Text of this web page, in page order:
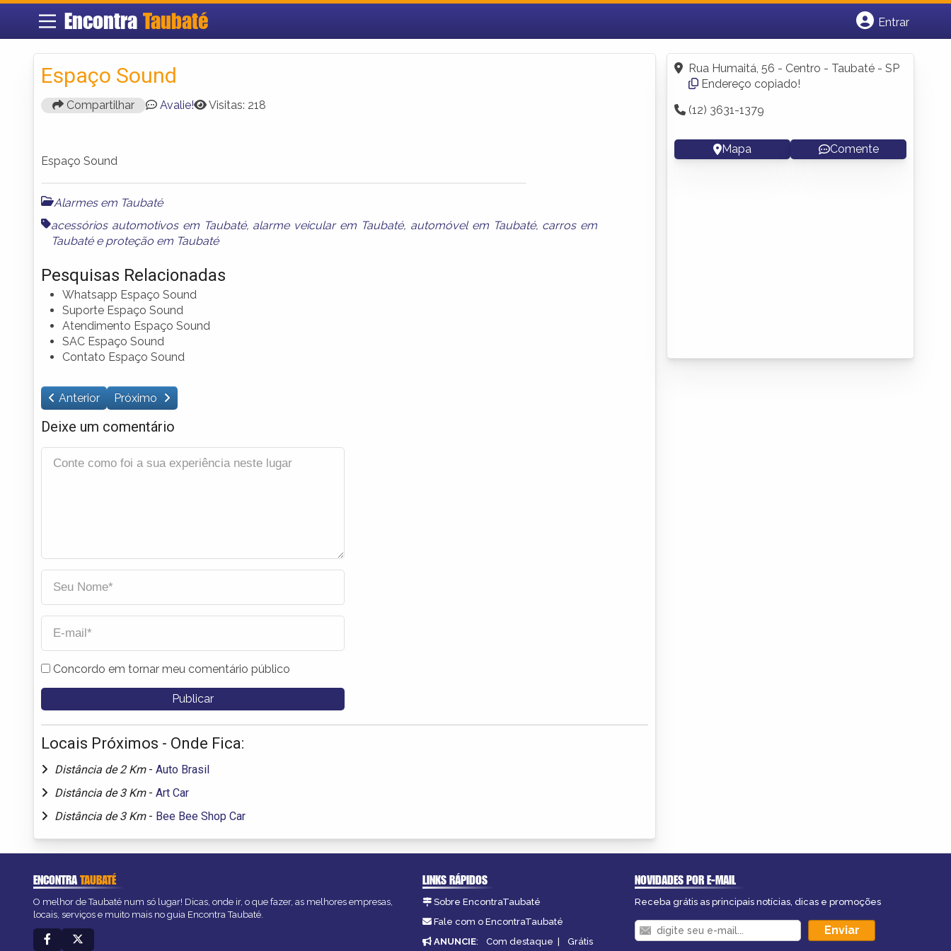
Encontra Taubaté
Entrar
Fazer login
Criar conta
Espaço Sound
Compartilhar Avalie! Visitas: 218
Espaço Sound
Alarmes em Taubaté
acessórios automotivos em Taubaté, alarme veicular em Taubaté, automóvel em Taubaté, carros em
Taubatée proteção em Taubaté
Pesquisas Relacionadas
Whatsapp Espaço Sound
Suporte Espaço Sound
Atendimento Espaço Sound
SAC Espaço Sound
Contato Espaço Sound
Anterior Próximo
Deixe um comentário
Concordo em tornar meu comentário público
Locais Próximos - Onde Fica:
Distância de 2 Km - Auto Brasil
Distância de 3 Km - Art Car
Distância de 3 Km - Bee Bee Shop Car
Rua Humaitá, 56 - Centro - Taubaté - SP
Endereço copiado!
(12) 3631-1379
Mapa Comente
ENCONTRATAUBATÉ
O melhor de Taubaté num só lugar! Dicas, onde ir, o que fazer, as melhores empresas,
locais, serviços e muito mais no guia Encontra Taubaté.
LINKS RÁPIDOS
Sobre EncontraTaubaté
Fale com o EncontraTaubaté
ANUNCIE: Com destaque | Grátis
NOVIDADES POR E-MAIL
Receba grátis as principais notícias, dicas e promoções